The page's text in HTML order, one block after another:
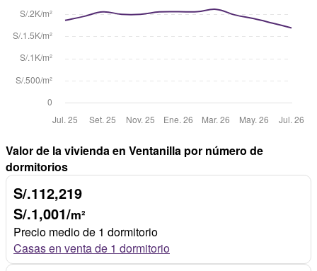
Valor de la vivienda en Ventanilla por número de
dormitorios
S/.112,219
S/.1,001/m²
Precio medio de 1 dormitorio
Casas en venta de 1 dormitorio